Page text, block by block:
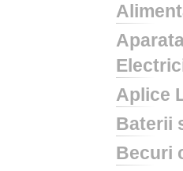
Aplice
Baterii
Becuri